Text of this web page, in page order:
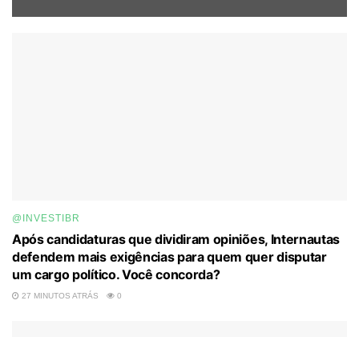
@INVESTIBR
Após candidaturas que dividiram opiniões, Internautas
defendem mais exigências para quem quer disputar
um cargo político. Você concorda?
27 MINUTOS ATRÁS 0